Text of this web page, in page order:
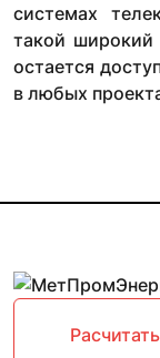
системах
такой широкий
остается
в любых